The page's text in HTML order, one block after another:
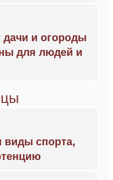
дачи и огороды
для людей и
виды спорта,